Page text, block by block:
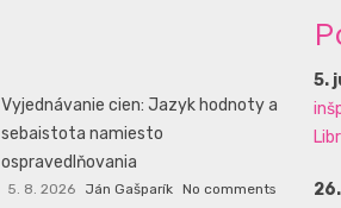
Vyjednávanie cien: Jazyk hodnoty a
sebaistota namiesto
ospravedlňovania
5. 8. 2026 Ján Gašparík No comments
5.